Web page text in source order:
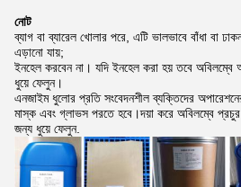
নোট
ব্যাগ বা ব্যারেল খোলার পরে, এটি ভালভাবে বাঁধা বা
এড়ানো যায়;
ইনহেল করবেন না। যদি ইনহেল করা হয় তবে অবিলম্বে
ধুয়ে ফেলুন।
এনজাইম ধুলোর প্রতি সংবেদনশীল ব্যক্তিদের
মাস্ক এবং গ্লাভস পরতে হবে।দয়া করে অবিলম্বে প্রচুর
জন্য ধুয়ে ফেলুন.